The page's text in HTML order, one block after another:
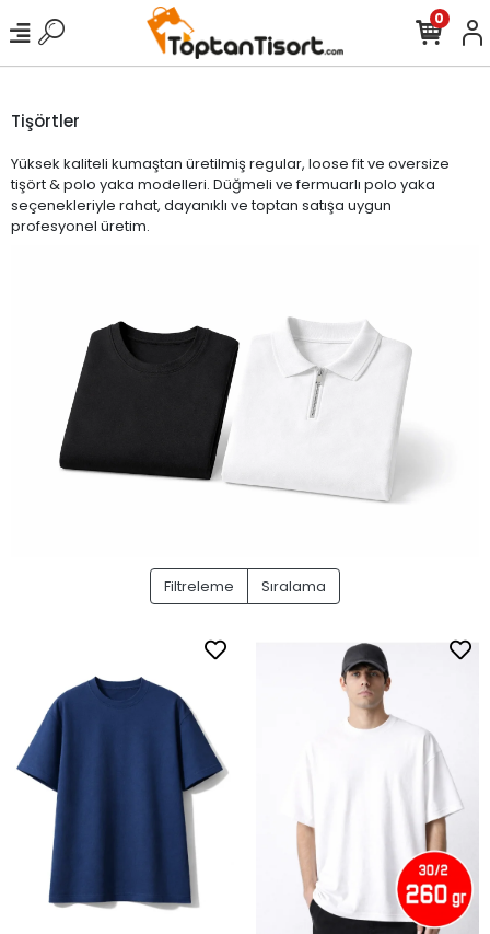
0
Tişörtler
Yüksek kaliteli kumaştan üretilmiş regular, loose fit ve oversize
tişört & polo yaka modelleri. Düğmeli ve fermuarlı polo yaka
seçenekleriyle rahat, dayanıklı ve toptan satışa uygun
profesyonel üretim.
Filtreleme Sıralama